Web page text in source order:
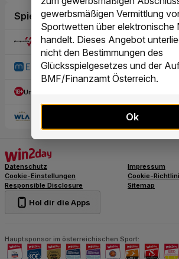
gewerbsmäßigen Vermittlung
Sportwetten über elektronische
handelt. Dieses Angebot
nicht den Bestimmungen des
Glücksspielgesetzes und der
BMF/Finanzamt Österreich.
Ok